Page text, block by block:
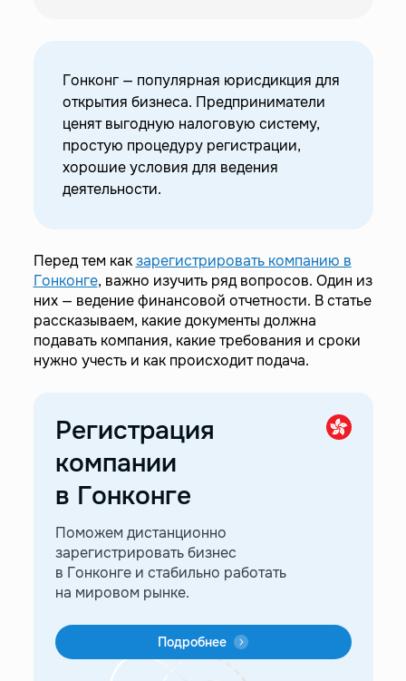
— Сроки подачи отчетов
—Штрафы за несвоевременную подачу
—Требования при подготовке
Подготовка отчетности с Easy Payments
Гонконг — популярная юрисдикция для
открытия бизнеса. Предприниматели
ценят выгодную налоговую систему,
простую процедуру регистрации,
хорошие условия для ведения
деятельности.
Перед тем какзарегистрировать компанию в
Гонконге, важно изучить ряд вопросов. Один из
них — ведение финансовой отчетности. В статье
рассказываем, какие документы должна
подавать компания, какие требования и сроки
нужно учесть и как происходит подача.
Регистрация
компании
в Гонконге
Поможем дистанционно
зарегистрировать бизнес
в Гонконге и стабильно работать
на мировом рынке.
Подробнее